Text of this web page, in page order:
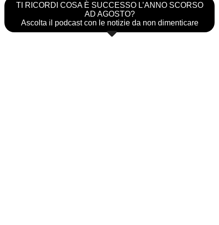
TI RICORDI COSA È SUCCESSO L’ANNO SCORSO
AD AGOSTO?
Ascolta il podcast con le notizie da non dimenticare